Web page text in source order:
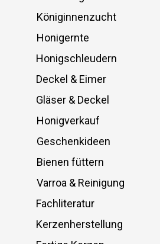
Königinnenzucht
Honigernte
Honigschleudern
Deckel & Eimer
Gläser & Deckel
Honigverkauf
Geschenkideen
Bienen füttern
Varroa & Reinigung
Fachliteratur
Kerzenherstellung